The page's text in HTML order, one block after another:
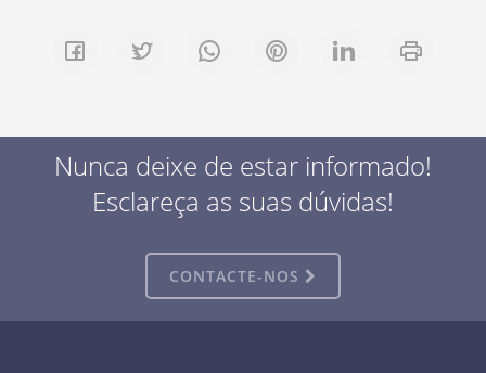
Nunca deixe de estar informado!
Esclareça as suas dúvidas!
CONTACTE-NOS